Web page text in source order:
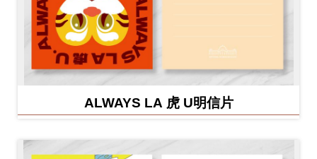
ALWAYS LA 虎 U明信片